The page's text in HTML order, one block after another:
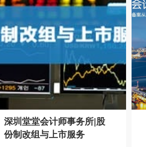
深圳堂堂会计师事务所|股
份制改组与上市服务